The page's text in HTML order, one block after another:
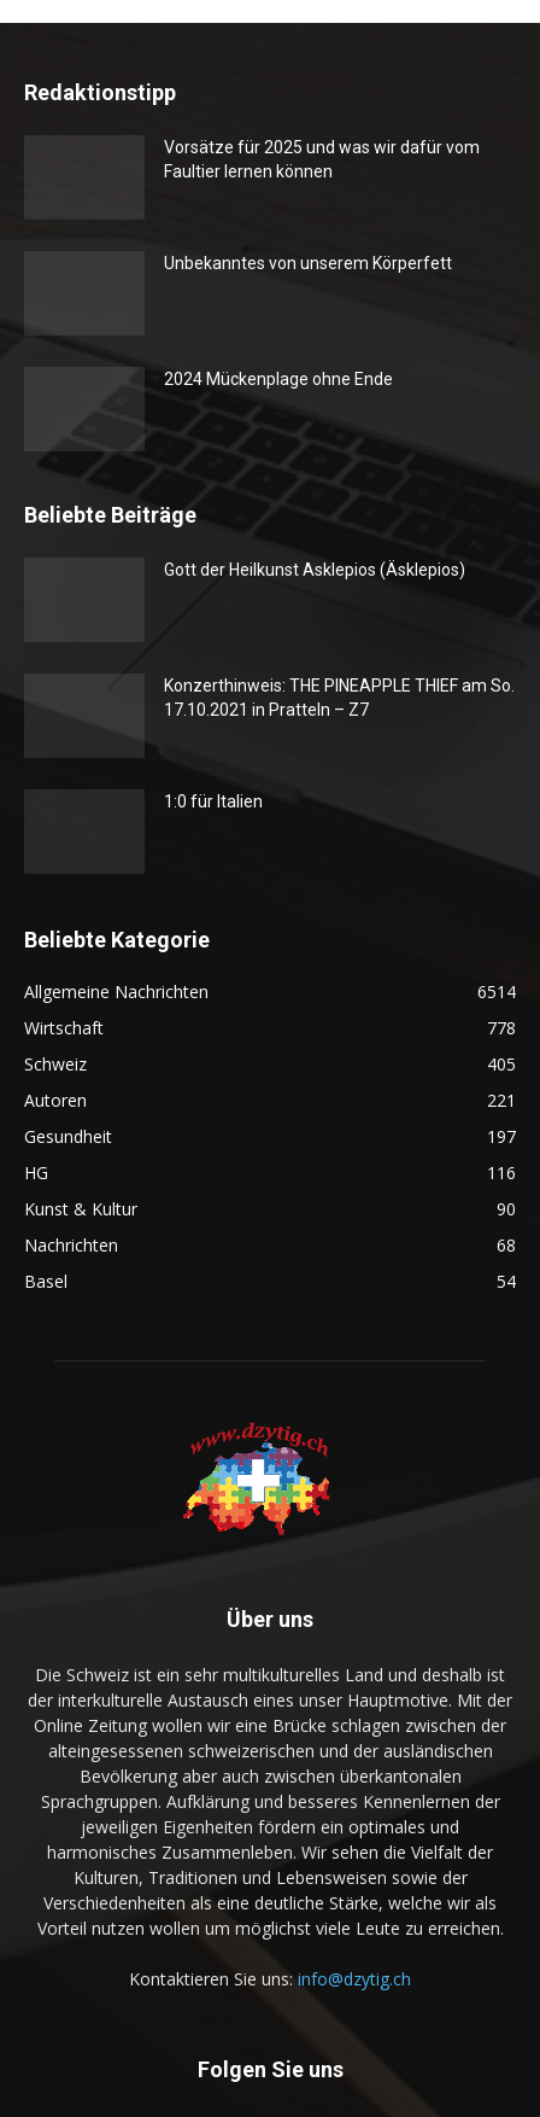
Redaktionstipp
Vorsätze für 2025 und was wir dafür vom
Faultier lernen können
Unbekanntes von unserem Körperfett
2024 Mückenplage ohne Ende
Beliebte Beiträge
Gott der Heilkunst Asklepios (Äsklepios)
Konzerthinweis: THE PINEAPPLE THIEF am So.
17.10.2021 in Pratteln – Z7
1:0 für Italien
Beliebte Kategorie
Allgemeine Nachrichten
6514
Wirtschaft
778
Schweiz
405
Autoren
221
Gesundheit
197
HG
116
Kunst & Kultur
90
Nachrichten
68
Basel
54
Über uns
Die Schweiz ist ein sehr multikulturelles Land und deshalb ist
der interkulturelle Austausch eines unser Hauptmotive. Mit der
Online Zeitung wollen wir eine Brücke schlagen zwischen der
alteingesessenen schweizerischen und der ausländischen
Bevölkerung aber auch zwischen überkantonalen
Sprachgruppen. Aufklärung und besseres Kennenlernen der
jeweiligen Eigenheiten fördern ein optimales und
harmonisches Zusammenleben. Wir sehen die Vielfalt der
Kulturen, Traditionen und Lebensweisen sowie der
Verschiedenheiten als eine deutliche Stärke, welche wir als
Vorteil nutzen wollen um möglichst viele Leute zu erreichen.
Kontaktieren Sie uns: info@dzytig.ch
Folgen Sie uns